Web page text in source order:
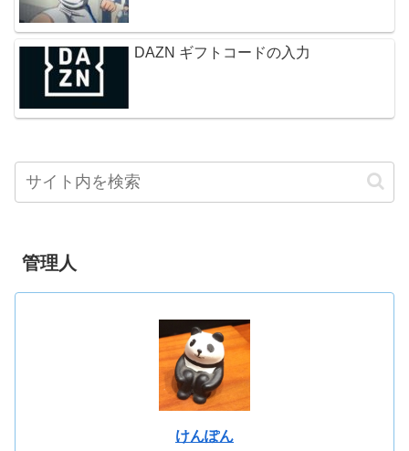
DAZN ギフトコードの入力
管理人
けんぽん